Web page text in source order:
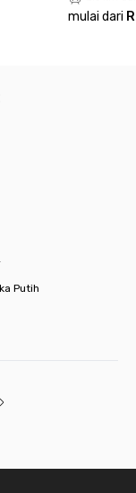
menginginkan
mulai dari
Putih